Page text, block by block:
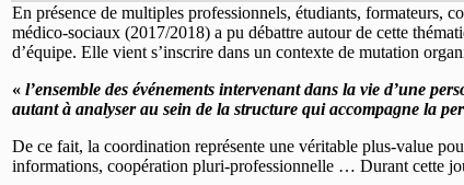
En présence de multiples professionnels, étudiants, formateurs,
médico-sociaux (2017/2018) a pu débattre autour de cette
d’équipe. Elle vient s’inscrire dans un contexte de mutation
« l’ensemble des événements intervenant dans la vie d’une
autant à analyser au sein de la structure qui accompagne la
De ce fait, la coordination représente une véritable plus-value
informations, coopération pluri-professionnelle … Durant cette